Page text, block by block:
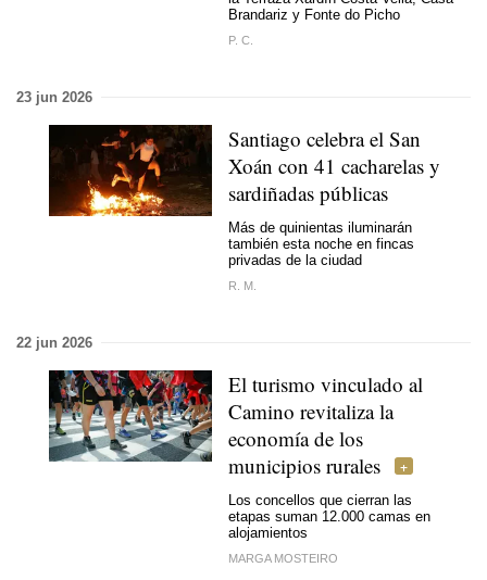
Brandariz y Fonte do Picho
P. C.
23 jun 2026
Santiago celebra el San
Xoán con 41 cacharelas y
sardiñadas públicas
Más de quinientas iluminarán
también esta noche en fincas
privadas de la ciudad
R. M.
22 jun 2026
El turismo vinculado al
Camino revitaliza la
economía de los
municipios rurales
Los concellos que cierran las
etapas suman 12.000 camas en
alojamientos
MARGA MOSTEIRO